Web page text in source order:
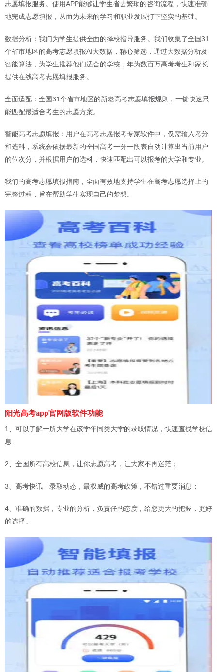
志愿填报服务。使用APP能够让学生省去繁琐的咨询流程，快速准确
地完成志愿填报，从而为未来的学习和职业发展打下坚实的基础。
数据分析：我们为学生提供全面的择校指导服务。我们收集了全国31
个省市地区的高考志愿填报AI大数据，精心筛选，通过大数据分析及
智能算法，为学生推荐他们适合的学校，年为数百万高考考生和家长
提供在线高考志愿填报服务。
全面适配：全国31个省市地区的新老高考志愿填报规则，一键快速只
能匹配最适合考生的志愿方案。
智能高考志愿填报：用户在高考志愿报考专家软件中，仅需输入考分
和选科，系统会依据最新的全国高考一分一段表自动计算出当前用户
的位次分，并根据用户的选科，快速匹配出可以报考的大学和专业。
我们的高考志愿填报指南，全面有效地支持学生在高考志愿选择上的
完整过程，旨在帮助学生实现自己的梦想。
阳光高考app官网版软件功能
1、可以了解一所大学在该学年同类大学的录取情况，快速查找学校信
息；
2、全国所有高校信息，让你志愿高考，让大家不再迷茫；
3、高考快讯，录取动态，最权威的高考政策，不错过重要消息；
4、准确的数据，专业的分析，负责任的态度，给您更大的把握，更好
的选择。